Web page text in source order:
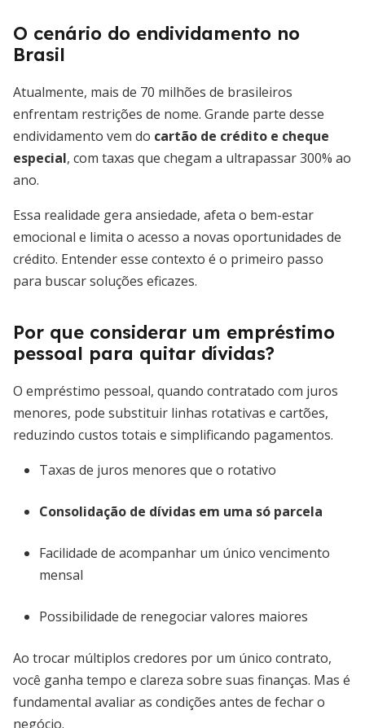
O cenário do endividamento no
Brasil
Atualmente, mais de 70 milhões de brasileiros
enfrentam restrições de nome. Grande parte desse
endividamento vem do cartão de crédito e cheque
especial, com taxas que chegam a ultrapassar 300% ao
ano.
Essa realidade gera ansiedade, afeta o bem-estar
emocional e limita o acesso a novas oportunidades de
crédito. Entender esse contexto é o primeiro passo
para buscar soluções eficazes.
Por que considerar um empréstimo
pessoal para quitar dívidas?
O empréstimo pessoal, quando contratado com juros
menores, pode substituir linhas rotativas e cartões,
reduzindo custos totais e simplificando pagamentos.
Taxas de juros menores que o rotativo
Consolidação de dívidas em uma só parcela
Facilidade de acompanhar um único vencimento
mensal
Possibilidade de renegociar valores maiores
Ao trocar múltiplos credores por um único contrato,
você ganha tempo e clareza sobre suas finanças. Mas é
fundamental avaliar as condições antes de fechar o
negócio.